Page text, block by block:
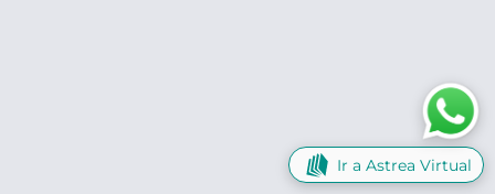
Ir a Astrea Virtual